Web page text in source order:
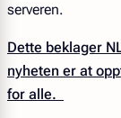
serveren.
Dette beklager
nyheten er at
for alle.